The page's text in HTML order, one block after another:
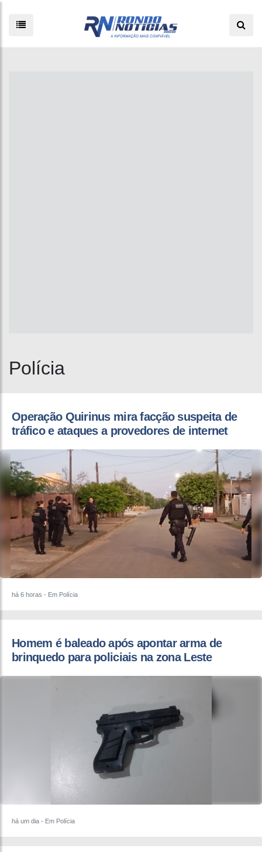
Polícia
Operação Quirinus mira facção suspeita de
tráfico e ataques a provedores de internet
há 6 horas - Em Polícia
Homem é baleado após apontar arma de
brinquedo para policiais na zona Leste
há um dia - Em Polícia